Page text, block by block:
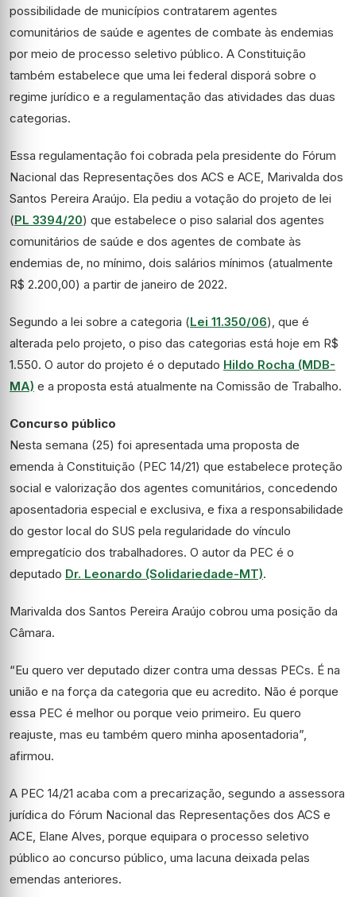
possibilidade de municípios contratarem agentes
comunitários de saúde e agentes de combate às endemias
por meio de processo seletivo público. A Constituição
também estabelece que uma lei federal disporá sobre o
regime jurídico e a regulamentação das atividades das duas
categorias.
Essa regulamentação foi cobrada pela presidente do Fórum
Nacional das Representações dos ACS e ACE, Marivalda dos
Santos Pereira Araújo. Ela pediu a votação do projeto de lei
(PL 3394/20) que estabelece o piso salarial dos agentes
comunitários de saúde e dos agentes de combate às
endemias de, no mínimo, dois salários mínimos (atualmente
R$ 2.200,00) a partir de janeiro de 2022.
Segundo a lei sobre a categoria (Lei 11.350/06), que é
alterada pelo projeto, o piso das categorias está hoje em R$
1.550. O autor do projeto é o deputado Hildo Rocha (MDB-
MA) e a proposta está atualmente na Comissão de Trabalho.
Concurso público
Nesta semana (25) foi apresentada uma proposta de
emenda à Constituição (PEC 14/21) que estabelece proteção
social e valorização dos agentes comunitários, concedendo
aposentadoria especial e exclusiva, e fixa a responsabilidade
do gestor local do SUS pela regularidade do vínculo
empregatício dos trabalhadores. O autor da PEC é o
deputado Dr. Leonardo (Solidariedade-MT).
Marivalda dos Santos Pereira Araújo cobrou uma posição da
Câmara.
“Eu quero ver deputado dizer contra uma dessas PECs. É na
união e na força da categoria que eu acredito. Não é porque
essa PEC é melhor ou porque veio primeiro. Eu quero
reajuste, mas eu também quero minha aposentadoria”,
afirmou.
A PEC 14/21 acaba com a precarização, segundo a assessora
jurídica do Fórum Nacional das Representações dos ACS e
ACE, Elane Alves, porque equipara o processo seletivo
público ao concurso público, uma lacuna deixada pelas
emendas anteriores.